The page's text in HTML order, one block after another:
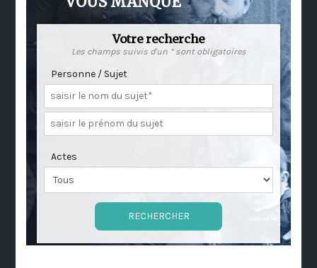
Votre recherche
Les champs suivis d'un * sont obligatoires
Personne / Sujet
Actes